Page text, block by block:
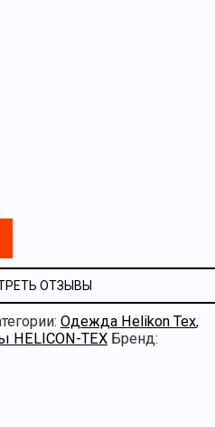
ОТЗЫВЫ
Одежда Helikon Tex,
HELICON-TEX Бренд: